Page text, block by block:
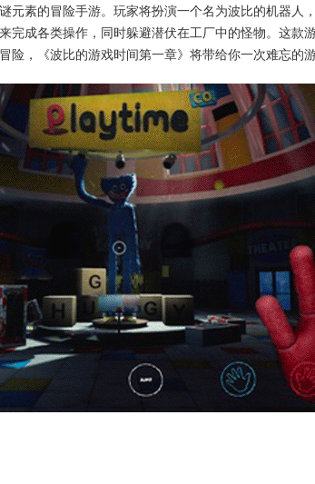
元素的冒险手游。玩家将扮演一个名为波比的机器人
完成各类操作，同时躲避潜伏在工厂中的怪物。这款
，《波比的游戏时间第一章》将带给你一次难忘的游